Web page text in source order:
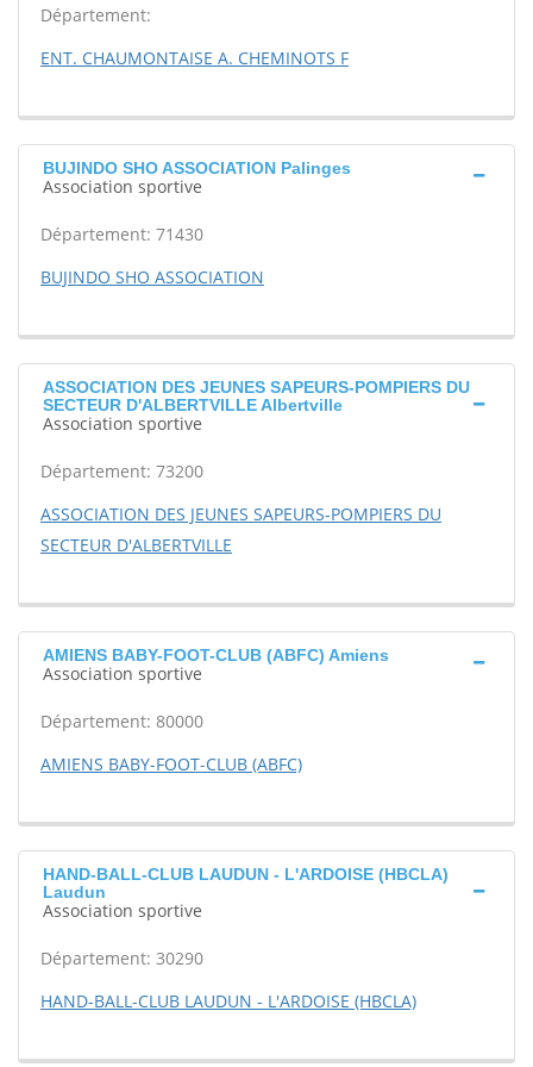
Département:
ENT. CHAUMONTAISE A. CHEMINOTS F
BUJINDO SHO ASSOCIATION Palinges
Association sportive
Département: 71430
BUJINDO SHO ASSOCIATION
ASSOCIATION DES JEUNES SAPEURS-POMPIERS DU
SECTEUR D'ALBERTVILLE Albertville
Association sportive
Département: 73200
ASSOCIATION DES JEUNES SAPEURS-POMPIERS DU
SECTEUR D'ALBERTVILLE
AMIENS BABY-FOOT-CLUB (ABFC) Amiens
Association sportive
Département: 80000
AMIENS BABY-FOOT-CLUB (ABFC)
HAND-BALL-CLUB LAUDUN - L'ARDOISE (HBCLA)
Laudun
Association sportive
Département: 30290
HAND-BALL-CLUB LAUDUN - L'ARDOISE (HBCLA)